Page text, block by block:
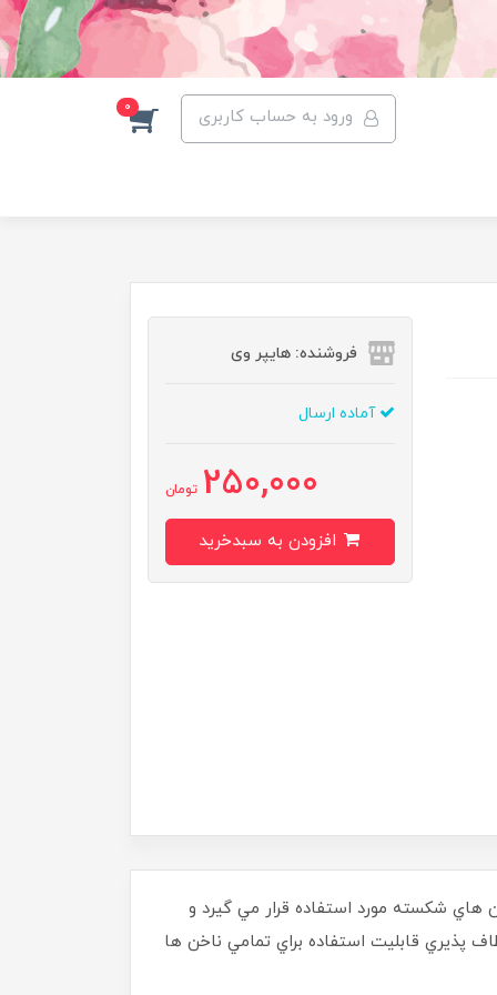
ورود به حساب کاربری 0
فروشنده: هایپر وی
آماده ارسال
250,000 تومان
هاي شکسته مورد استفاده قرار مي گيرد و
پذيري قابليت استفاده براي تمامي ناخن ها